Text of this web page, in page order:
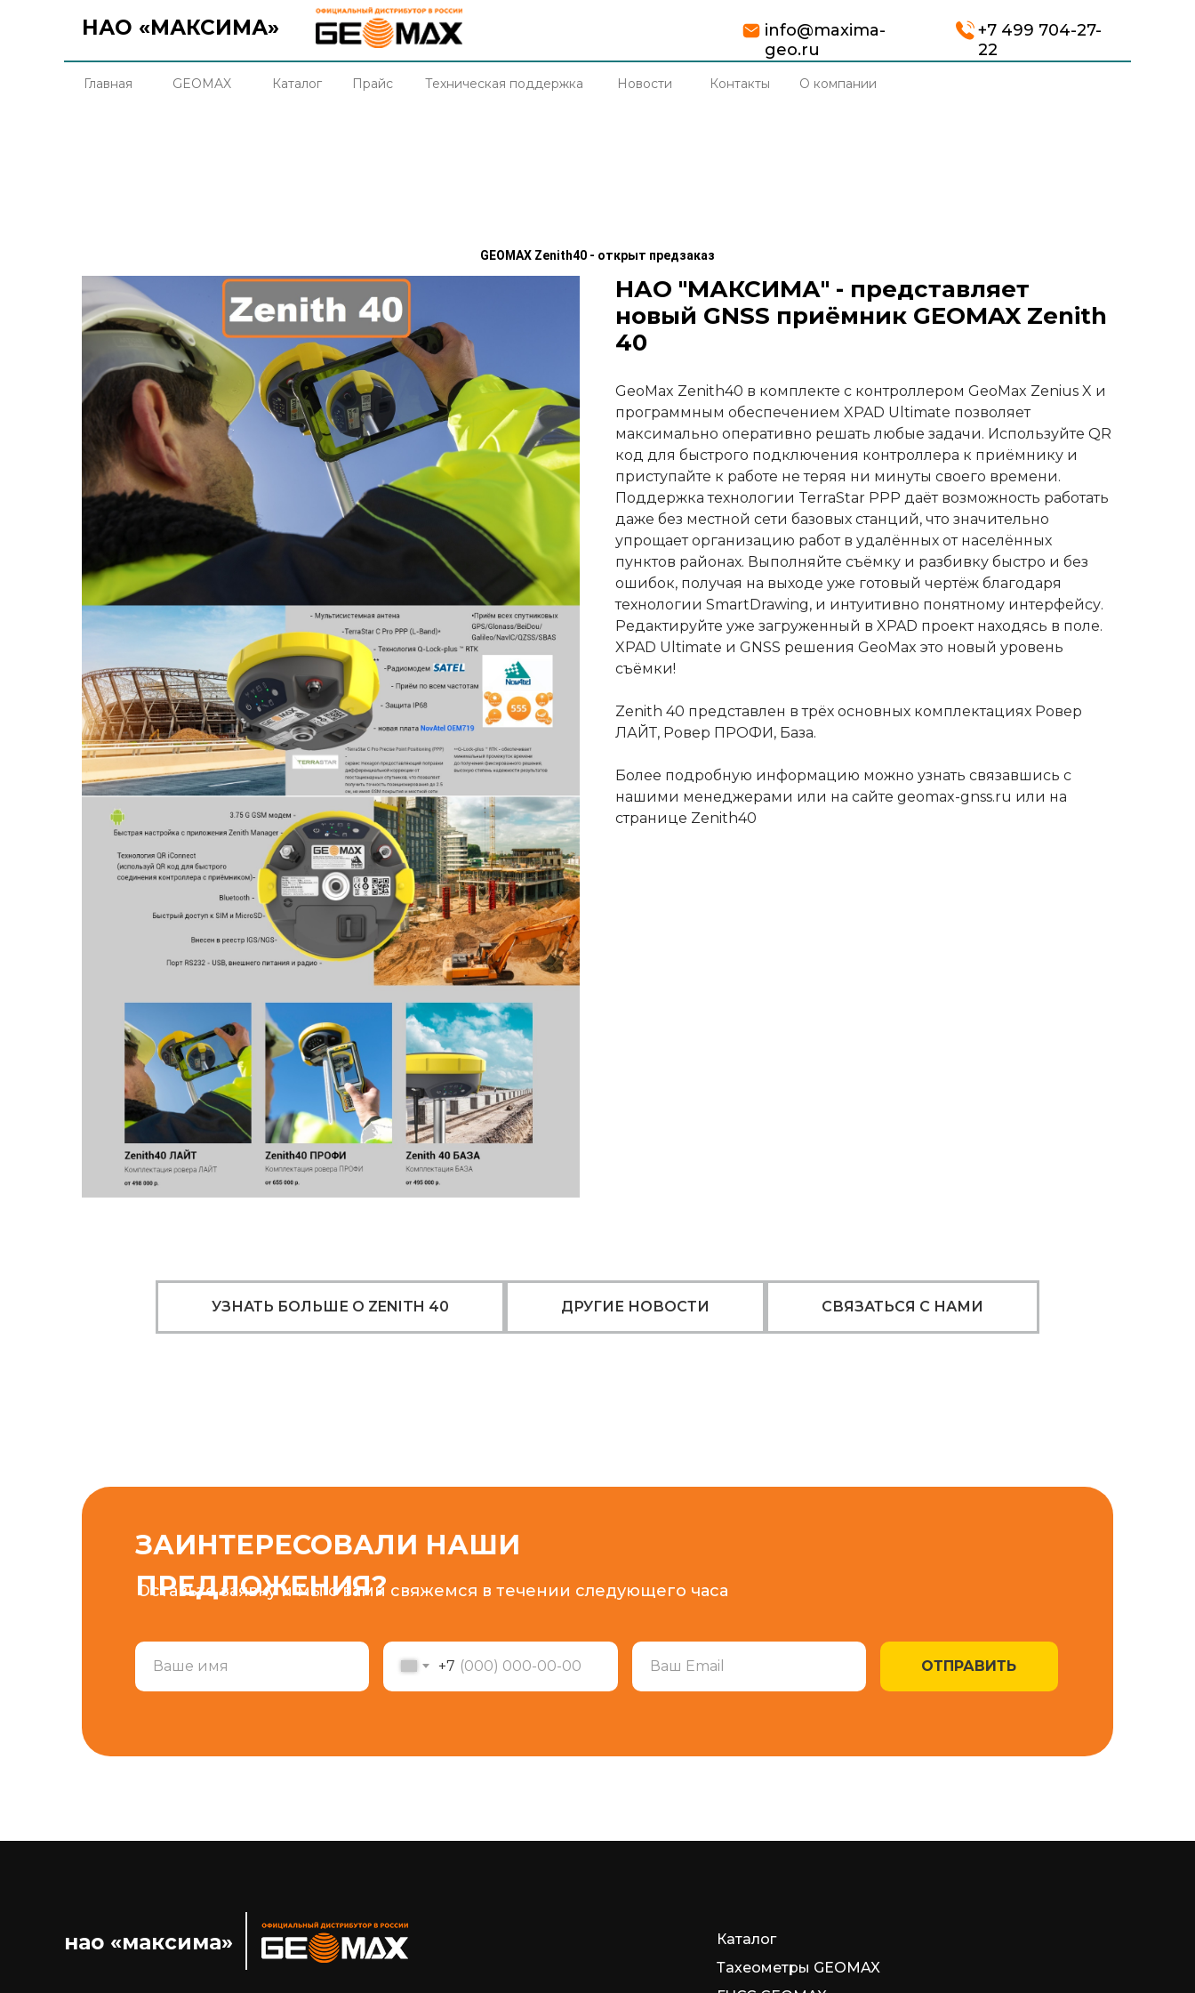
Контакты
Техническая поддержка Новости
Прайс
GEOMAX О компании
Главная
+7 499 704-27-
22
НАО «МАКСИМА»
info@maxima-
geo.ru
Каталог
GEOMAX Zenith40 - открыт предзаказ
НАО "МАКСИМА" - представляет
новый GNSS приёмник GEOMAX Zenith
40
GeoMax Zenith40 в комплекте с контроллером GeoMax Zenius X и
программным обеспечением XPAD Ultimate позволяет
максимально оперативно решать любые задачи. Используйте QR
код для быстрого подключения контроллера к приёмнику и
приступайте к работе не теряя ни минуты своего времени.
Поддержка технологии TerraStar PPP даёт возможность работать
даже без местной сети базовых станций, что значительно
упрощает организацию работ в удалённых от населённых
пунктов районах. Выполняйте съёмку и разбивку быстро и без
ошибок, получая на выходе уже готовый чертёж благодаря
технологии SmartDrawing, и интуитивно понятному интерфейсу.
Редактируйте уже загруженный в XPAD проект находясь в поле.
XPAD Ultimate и GNSS решения GeoMax это новый уровень
съёмки!
Zenith 40 представлен в трёх основных комплектациях Ровер
ЛАЙТ, Ровер ПРОФИ, База.
Более подробную информацию можно узнать связавшись с
нашими менеджерами или на сайте geomax-gnss.ru или на
странице Zenith40
УЗНАТЬ БОЛЬШЕ О ZENITH 40 ДРУГИЕ НОВОСТИ СВЯЗАТЬСЯ С НАМИ
ЗАИНТЕРЕСОВАЛИ НАШИ
ПРЕДЛОЖЕНИЯ?
Оставьте заявку и мы с вами свяжемся в течении следующего часа
+7 ОТПРАВИТЬ
нао «максима»
Каталог
Тахеометры GEOMAX